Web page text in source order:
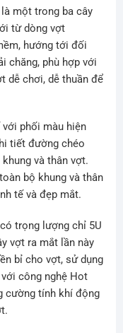
một trong ba cây
từ dòng vợt
hướng tới đối
chăng, phù hợp với
dễ chơi, dễ thuần để
phối màu hiện
tiết đường chéo
và thân vợt.
bộ khung và thân
tế và đẹp mắt.
trọng lượng chỉ 5U
vợt ra mắt lần này
bỉ cho vợt, sử dụng
công nghệ Hot
cường tính khí động